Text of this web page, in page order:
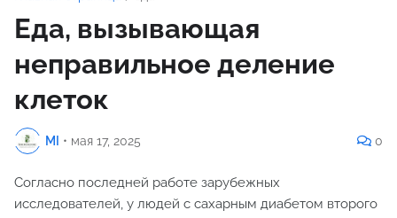
Еда, вызывающая
неправильное деление
клеток
MI • мая 17, 2025 0
Согласно последней работе зарубежных
исследователей, у людей с сахарным диабетом второго